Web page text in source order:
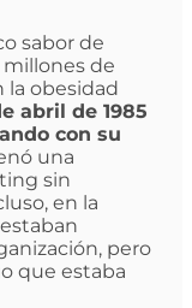
sabor de
millones de
la obesidad
abril de 1985
con su
una
sin
en la
pero
que estaba